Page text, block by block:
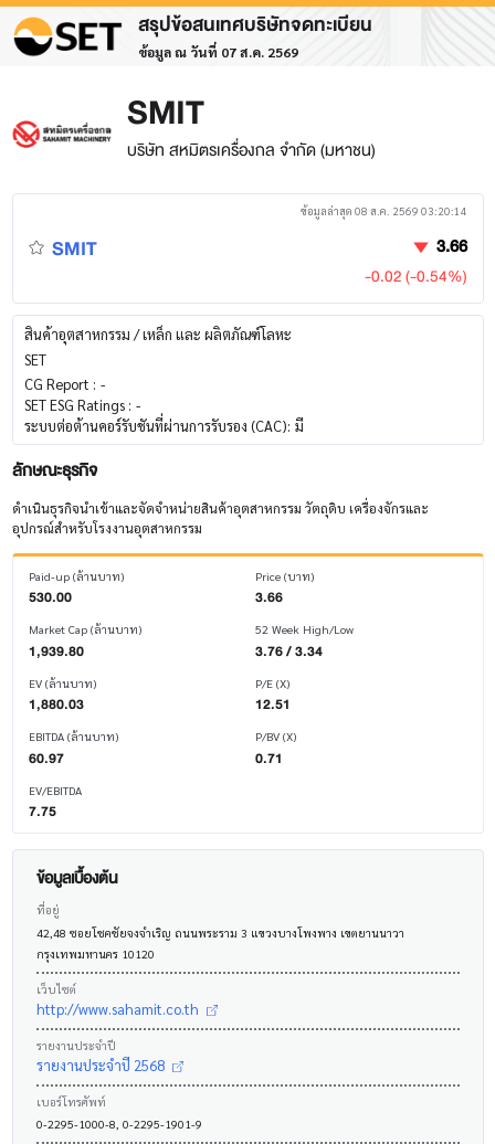
สรุปข้อสนเทศบริษัทจดทะเบียน
ข้อมูล ณ วันที่ 07 ส.ค. 2569
SMIT
บริษัท สหมิตรเครื่องกล จำกัด (มหาชน)
ข้อมูลล่าสุด 08 ส.ค. 2569 03:20:14
SMIT 3.66
-0.02 (-0.54%)
สินค้าอุตสาหกรรม / เหล็ก และ ผลิตภัณฑ์โลหะ
SET
CG Report : -
SET ESG Ratings : -
ระบบต่อต้านคอร์รับชันที่ผ่านการรับรอง (CAC): มี
ลักษณะธุรกิจ
ดําเนินธุรกิจนำเข้าและจัดจำหน่ายสินค้าอุตสาหกรรม วัตถุดิบ เครื่องจักรและ
อุปกรณ์สำหรับโรงงานอุตสาหกรรม
Paid-up (ล้านบาท)
530.00
Market Cap (ล้านบาท)
1,939.80
EV (ล้านบาท)
1,880.03
EBITDA (ล้านบาท)
60.97
EV/EBITDA
7.75
Price (บาท)
3.66
52 Week High/Low
3.76 / 3.34
P/E (X)
12.51
P/BV (X)
0.71
ข้อมูลเบื้องต้น
ที่อยู่
42,48 ซอยโชคชัยจงจำเริญ ถนนพระราม 3 แขวงบางโพงพาง เขตยานนาวา
กรุงเทพมหานคร 10120
เว็บไซต์
http://www.sahamit.co.th
รายงานประจำปี
รายงานประจำปี 2568
เบอร์โทรศัพท์
0-2295-1000-8, 0-2295-1901-9